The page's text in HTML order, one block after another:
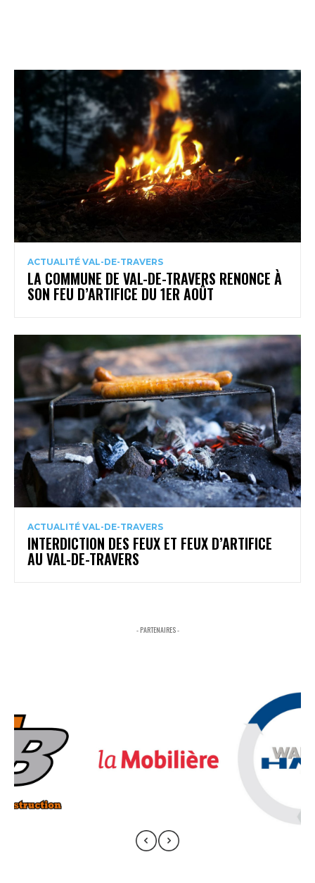
ACTUALITÉ VAL-DE-TRAVERS
LA COMMUNE DE VAL-DE-TRAVERS RENONCE À
SON FEU D’ARTIFICE DU 1ER AOÛT
ACTUALITÉ VAL-DE-TRAVERS
INTERDICTION DES FEUX ET FEUX D’ARTIFICE
AU VAL-DE-TRAVERS
- PARTENAIRES -